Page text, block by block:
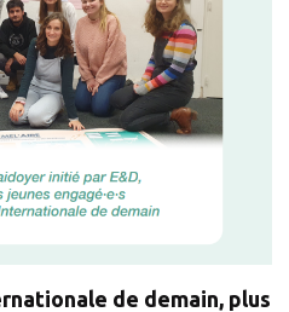
de demain, plus